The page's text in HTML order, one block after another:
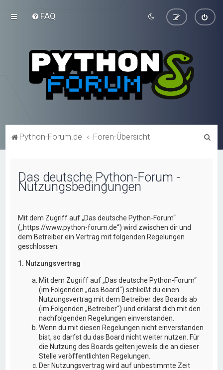
FAQ
Python-Forum.de Foren-Übersicht
Das deutsche Python-Forum -
Nutzungsbedingungen
Mit dem Zugriff auf „Das deutsche Python-Forum“
(„https://www.python-forum.de“) wird zwischen dir und
dem Betreiber ein Vertrag mit folgenden Regelungen
geschlossen:
1. Nutzungsvertrag
Mit dem Zugriff auf „Das deutsche Python-Forum“
(im Folgenden „das Board“) schließt du einen
Nutzungsvertrag mit dem Betreiber des Boards ab
(im Folgenden „Betreiber“) und erklärst dich mit den
nachfolgenden Regelungen einverstanden.
Wenn du mit diesen Regelungen nicht einverstanden
bist, so darfst du das Board nicht weiter nutzen. Für
die Nutzung des Boards gelten jeweils die an dieser
Stelle veröffentlichten Regelungen.
Der Nutzungsvertrag wird auf unbestimmte Zeit